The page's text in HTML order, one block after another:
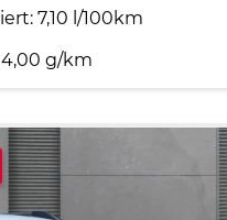
7,10 l/100km
g/km